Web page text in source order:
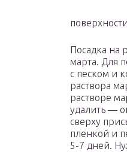
Посадка на
марта. Для
с песком и
раствора
растворе
удалить —
сверху
пленкой и
5-7 дней.